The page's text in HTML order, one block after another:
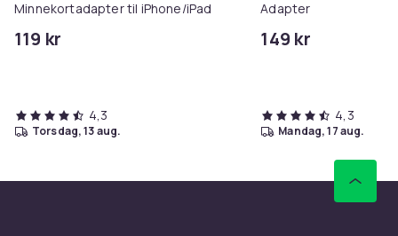
Minnekortadapter til iPhone/iPad
119 kr
4,3
torsdag, 13 aug.
Adapter
149 kr
4,3
mandag, 17 aug.